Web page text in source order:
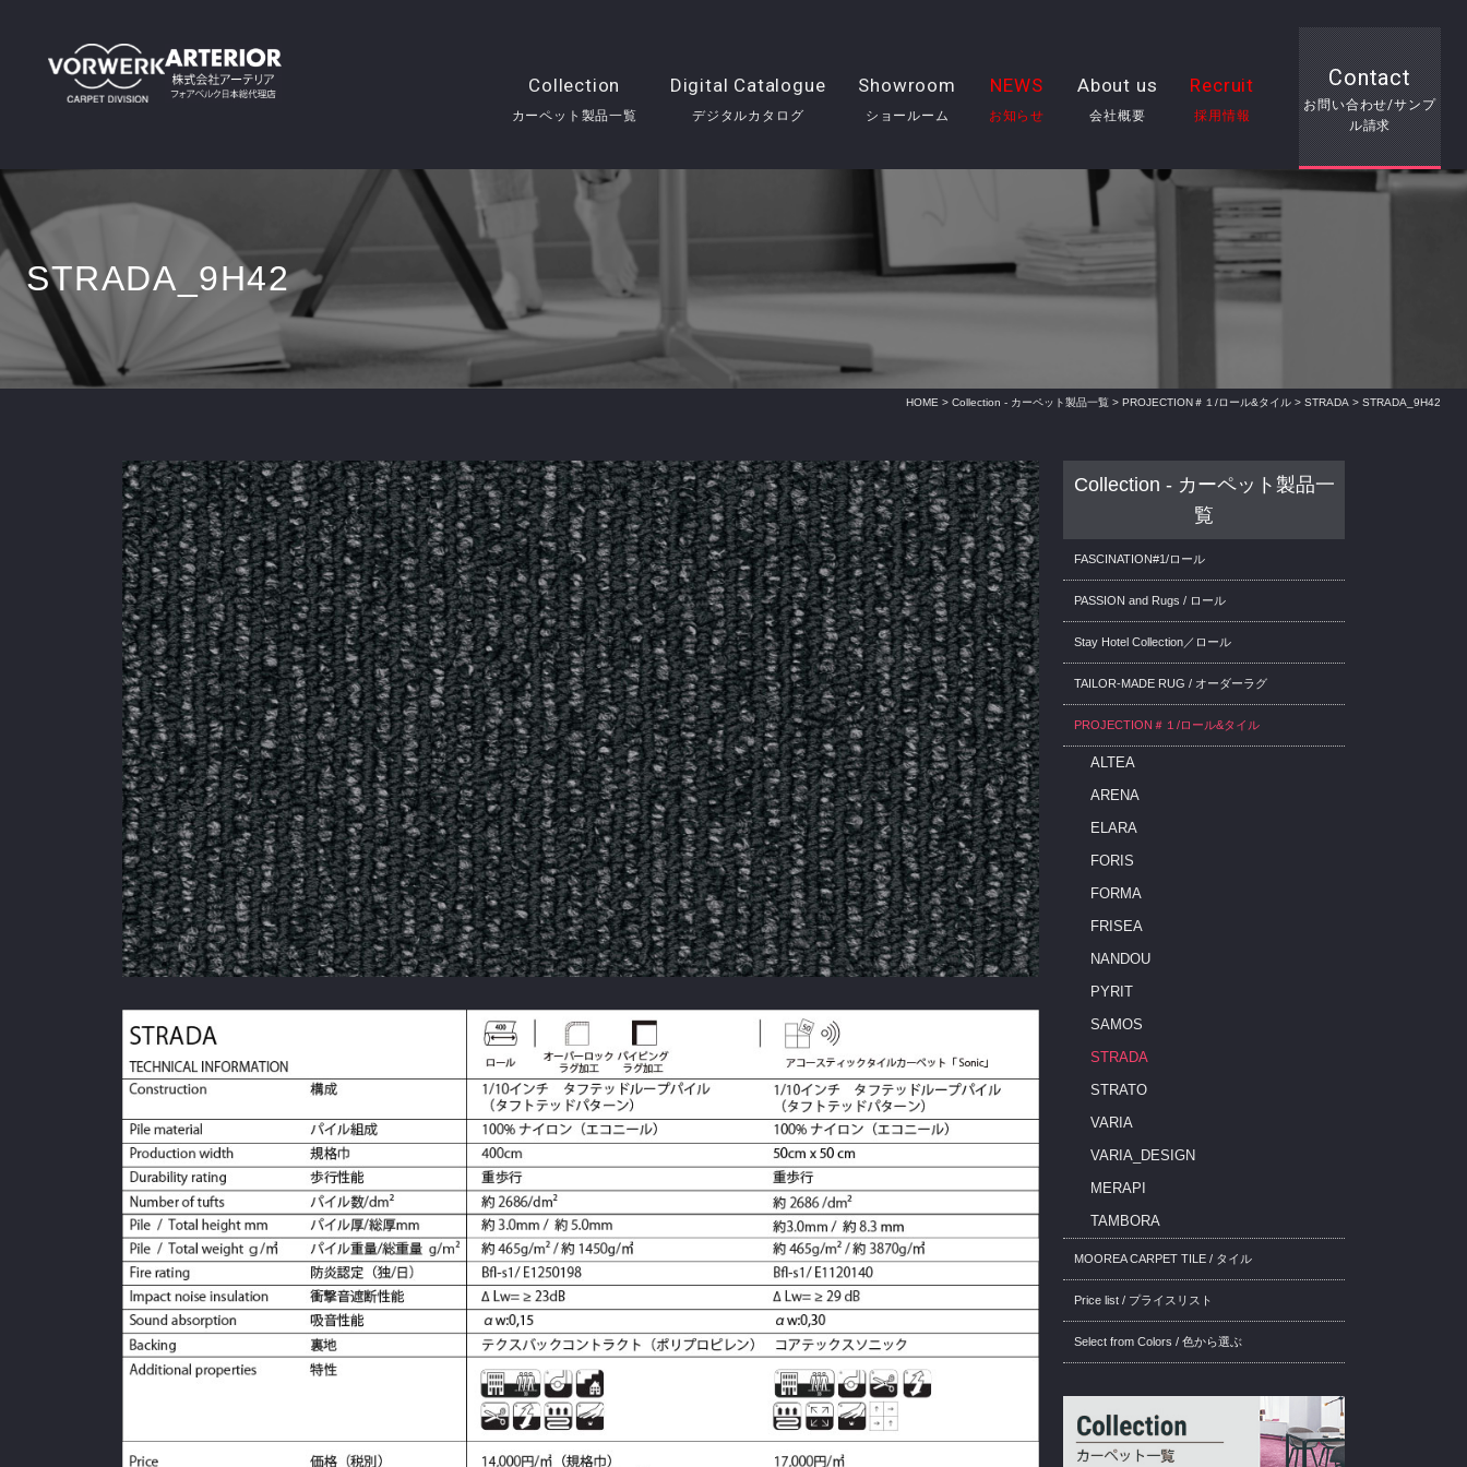
Contact
お問い合わせ/サンプ
ル請求
Collection
カーペット製品一覧
Digital Catalogue
デジタルカタログ
Showroom
ショールーム
NEWS
お知らせ
About us
会社概要
Recruit
採用情報
STRADA_9H42
HOME > Collection - カーペット製品一覧 > PROJECTION＃１/ロール&タイル > STRADA > STRADA_9H42
Collection - カーペット製品一
覧
FASCINATION#1/ロール
PASSION and Rugs / ロール
Stay Hotel Collection／ロール
TAILOR-MADE RUG / オーダーラグ
PROJECTION＃１/ロール&タイル
ALTEA
ARENA
ELARA
FORIS
FORMA
FRISEA
NANDOU
PYRIT
SAMOS
STRADA
STRATO
VARIA
VARIA_DESIGN
MERAPI
TAMBORA
MOOREA CARPET TILE / タイル
Price list / プライスリスト
Select from Colors / 色から選ぶ